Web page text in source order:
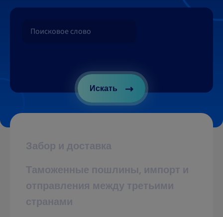
Искать
Забор и доставка
Таможенные пошлины, импорт и
отправления между третьими
странами